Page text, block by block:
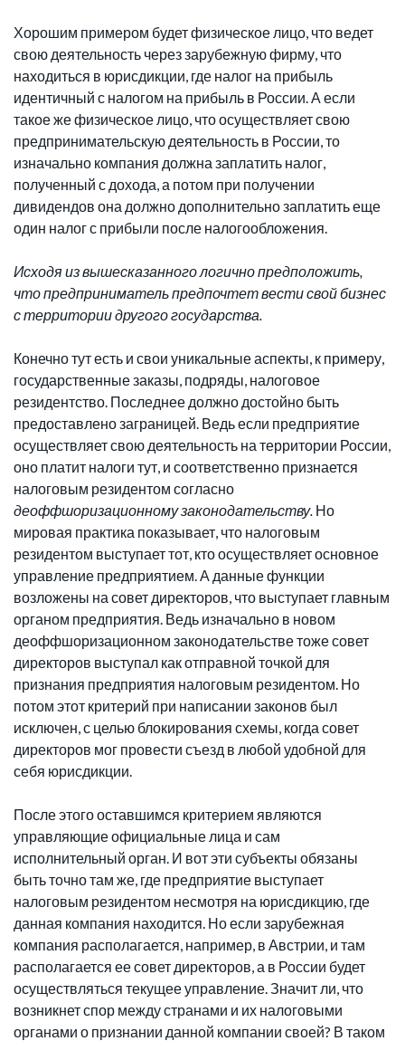
Хорошим примером будет физическое лицо, что ведет
свою деятельность через зарубежную фирму, что
находиться в юрисдикции, где налог на прибыль
идентичный с налогом на прибыль в России. А если
такое же физическое лицо, что осуществляет свою
предпринимательскую деятельность в России, то
изначально компания должна заплатить налог,
полученный с дохода, а потом при получении
дивидендов она должно дополнительно заплатить еще
один налог с прибыли после налогообложения.
Исходя из вышесказанного логично предположить,
что предприниматель предпочтет вести свой бизнес
с территории другого государства.
Конечно тут есть и свои уникальные аспекты, к примеру,
государственные заказы, подряды, налоговое
резидентство. Последнее должно достойно быть
предоставлено заграницей. Ведь если предприятие
осуществляет свою деятельность на территории России,
оно платит налоги тут, и соответственно признается
налоговым резидентом согласно
деоффшоризационному законодательству. Но
мировая практика показывает, что налоговым
резидентом выступает тот, кто осуществляет основное
управление предприятием. А данные функции
возложены на совет директоров, что выступает главным
органом предприятия. Ведь изначально в новом
деоффшоризационном законодательстве тоже совет
директоров выступал как отправной точкой для
признания предприятия налоговым резидентом. Но
потом этот критерий при написании законов был
исключен, с целью блокирования схемы, когда совет
директоров мог провести съезд в любой удобной для
себя юрисдикции.
После этого оставшимся критерием являются
управляющие официальные лица и сам
исполнительный орган. И вот эти субъекты обязаны
быть точно там же, где предприятие выступает
налоговым резидентом несмотря на юрисдикцию, где
данная компания находится. Но если зарубежная
компания располагается, например, в Австрии, и там
располагается ее совет директоров, а в России будет
осуществляться текущее управление. Значит ли, что
возникнет спор между странами и их налоговыми
органами о признании данной компании своей? В таком